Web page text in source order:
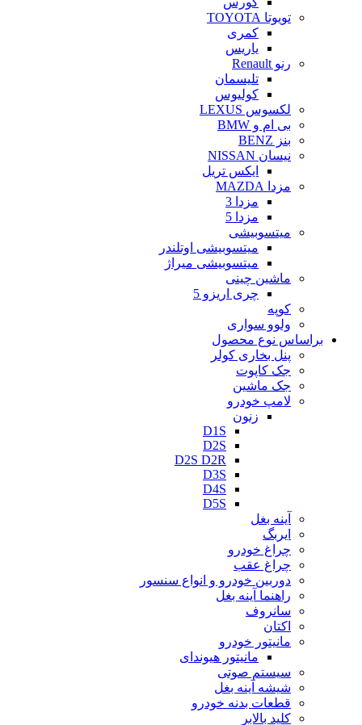
تویوتا TOYOTA
کمری
یاریس
رنو Renault
تلیسمان
کولیوس
لکسوس LEXUS
بی ام و BMW
بنز BENZ
نیسان NISSAN
ایکس تریل
مزدا MAZDA
مزدا 3
مزدا 5
میتسوبیشی
میتسوبیشی اوتلندر
میتسوبیشی میراژ
ماشین چینی
چری اریزو 5
کوپه
ولوو سواری
براساس نوع محصول
پنل بخاری کولر
جک کاپوت
جک ماشین
لامپ خودرو
زنون
D1S
D2S
D2S D2R
D3S
D4S
D5S
آینه بغل
ایربگ
چراغ خودرو
چراغ عقب
دوربین خودرو و انواع سنسور
راهنما آینه بغل
سانروف
اکتان
مانیتور خودرو
مانیتور هیوندای
سیستم صوتی
شیشه آینه بغل
قطعات بدنه خودرو
کلید بالابر